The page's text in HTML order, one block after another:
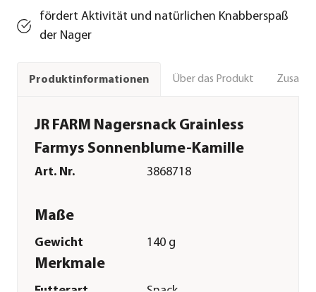
fördert Aktivität und natürlichen Knabberspaß
der Nager
Produktinformationen Über das Produkt
JR FARM Nagersnack Grainless
Farmys Sonnenblume-Kamille
Art. Nr. 3868718
Maße
Gewicht 140 g
Merkmale